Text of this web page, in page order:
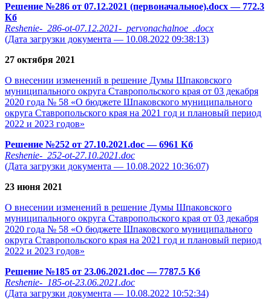
Решение №286 от 07.12.2021 (первоначальное).docx— 772.3
Кб
Reshenie-_286-ot-07.12.2021-_pervonachalnoe_.docx
(Дата загрузки документа — 10.08.2022 09:38:13)
27 октября 2021
О внесении изменений в решение Думы Шпаковского
муниципального округа Ставропольского края от 03 декабря
2020 года № 58 «О бюджете Шпаковского муниципального
округа Ставропольского края на 2021 год и плановый период
2022 и 2023 годов»
Решение №252 от 27.10.2021.doc— 6961 Кб
Reshenie-_252-ot-27.10.2021.doc
(Дата загрузки документа — 10.08.2022 10:36:07)
23 июня 2021
О внесении изменений в решение Думы Шпаковского
муниципального округа Ставропольского края от 03 декабря
2020 года № 58 «О бюджете Шпаковского муниципального
округа Ставропольского края на 2021 год и плановый период
2022 и 2023 годов»
Решение №185 от 23.06.2021.doc— 7787.5 Кб
Reshenie-_185-ot-23.06.2021.doc
(Дата загрузки документа — 10.08.2022 10:52:34)